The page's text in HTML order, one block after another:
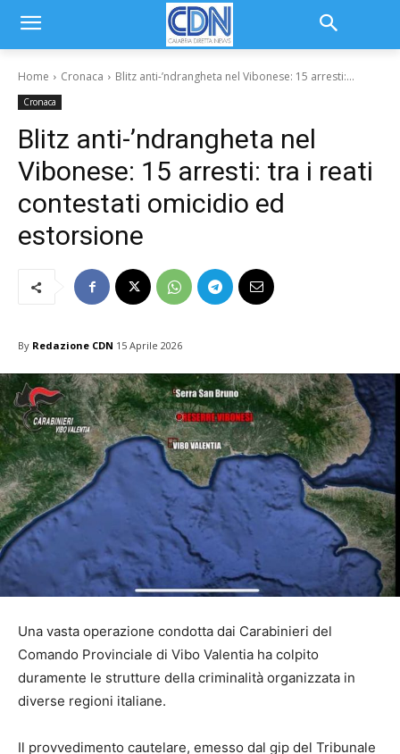
Home Cronaca Blitz anti-’ndrangheta nel Vibonese: 15 arresti:...
Cronaca
Blitz anti-’ndrangheta nel
Vibonese: 15 arresti: tra i reati
contestati omicidio ed
estorsione
By Redazione CDN 15 Aprile 2026
Una vasta operazione condotta dai Carabinieri del
Comando Provinciale di Vibo Valentia ha colpito
duramente le strutture della criminalità organizzata in
diverse regioni italiane.
Il provvedimento cautelare, emesso dal gip del Tribunale